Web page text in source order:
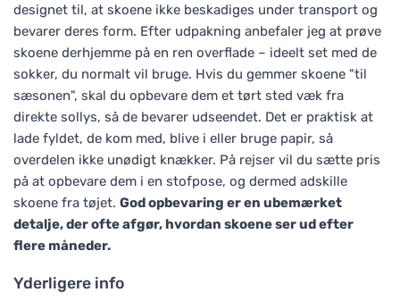
designet til, at skoene ikke beskadiges under transport og
bevarer deres form. Efter udpakning anbefaler jeg at prøve
skoene derhjemme på en ren overflade – ideelt set med de
sokker, du normalt vil bruge. Hvis du gemmer skoene "til
sæsonen", skal du opbevare dem et tørt sted væk fra
direkte sollys, så de bevarer udseendet. Det er praktisk at
lade fyldet, de kom med, blive i eller bruge papir, så
overdelen ikke unødigt knækker. På rejser vil du sætte pris
på at opbevare dem i en stofpose, og dermed adskille
skoene fra tøjet. God opbevaring er en ubemærket
detalje, der ofte afgør, hvordan skoene ser ud efter
flere måneder.
Yderligere info